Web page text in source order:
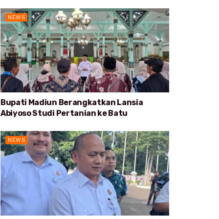
NEWS
Bupati Madiun Berangkatkan Lansia
Abiyoso Studi Pertanian ke Batu
NEWS